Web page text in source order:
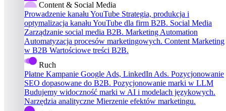
Content & Social Media
Prowadzenie kanału YouTube Strategia, produkcja i
optymalizacja kanału YouTube dla firm B2B. Social Media
Zarządzanie social media B2B. Marketing Automation
Automatyzacja procesów marketingowych. Content Marketing
w B2B Wartościowe treści B2B.
Ruch
Płatne Kampanie Google Ads, LinkedIn Ads. Pozycjonowanie
SEO dopasowane do B2B. Pozycjonowanie marki w LLM
Budujemy widoczność marki w AI i modelach językowych.
Narzędzia analityczne Mierzenie efektów marketingu.